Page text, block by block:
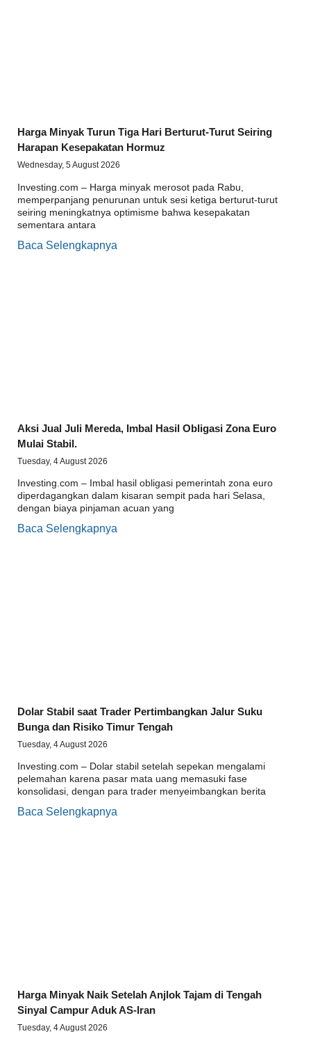
Harga Minyak Turun Tiga Hari Berturut-Turut Seiring
Harapan Kesepakatan Hormuz
Wednesday, 5 August 2026
Investing.com – Harga minyak merosot pada Rabu,
memperpanjang penurunan untuk sesi ketiga berturut-turut
seiring meningkatnya optimisme bahwa kesepakatan
sementara antara
Baca Selengkapnya
Aksi Jual Juli Mereda, Imbal Hasil Obligasi Zona Euro
Mulai Stabil.
Tuesday, 4 August 2026
Investing.com – Imbal hasil obligasi pemerintah zona euro
diperdagangkan dalam kisaran sempit pada hari Selasa,
dengan biaya pinjaman acuan yang
Baca Selengkapnya
Dolar Stabil saat Trader Pertimbangkan Jalur Suku
Bunga dan Risiko Timur Tengah
Tuesday, 4 August 2026
Investing.com – Dolar stabil setelah sepekan mengalami
pelemahan karena pasar mata uang memasuki fase
konsolidasi, dengan para trader menyeimbangkan berita
Baca Selengkapnya
Harga Minyak Naik Setelah Anjlok Tajam di Tengah
Sinyal Campur Aduk AS-Iran
Tuesday, 4 August 2026